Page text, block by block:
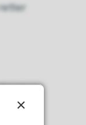
stund